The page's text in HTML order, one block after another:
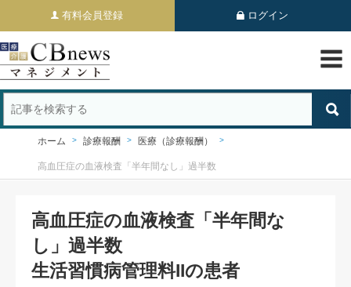
有料会員登録 ログイン
ホーム 診療報酬 医療（診療報酬）
高血圧症の血液検査「半年間なし」過半数
高血圧症の血液検査「半年間な
し」過半数
生活習慣病管理料IIの患者